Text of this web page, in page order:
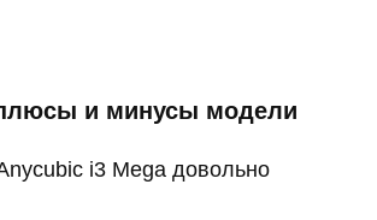
и минусы модели
i3 Mega довольно